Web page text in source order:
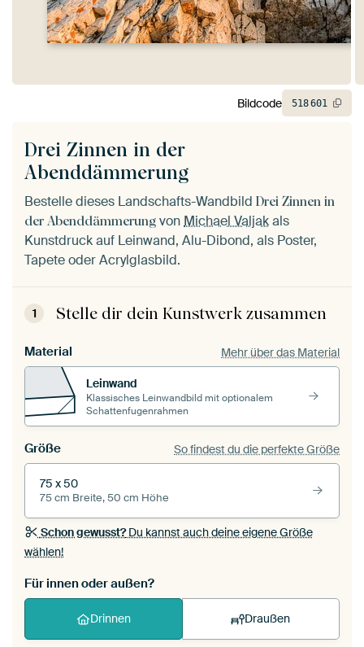
Drei Zinnen in der
Abenddämmerung
Bestelle dieses Landschafts-Wandbild Drei Zinnen in
der Abenddämmerung vonMichael Valjakals
Kunstdruck auf Leinwand, Alu-Dibond, als Poster,
Tapete oder Acrylglasbild.
1 Stelle dir dein Kunstwerk zusammen
Material Mehr über das Material
Leinwand
Klassisches Leinwandbild mit optionalem
Schattenfugenrahmen
Größe So findest du die perfekte Größe
75 x 50
75 cm Breite, 50 cm Höhe
Schon gewusst?Du kannst auch deine eigene Größe
wählen!
Für innen oder außen?
Drinnen Draußen
Bildcode 518601